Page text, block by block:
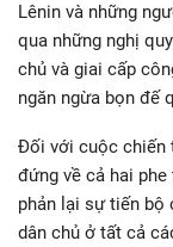
Lênin và những
qua những nghị
chủ và giai cấp
ngăn ngừa bọn đế
Đối với cuộc chiến
đứng về cả hai
phản lại sự tiến bộ
dân chủ ở tất cả